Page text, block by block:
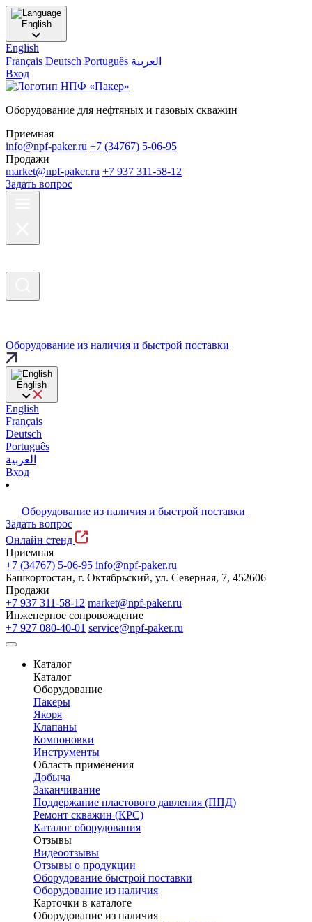
English
English
Français Deutsch Português العربية
Вход
Оборудование для нефтяных и газовых скважин
Приемная
info@npf-paker.ru +7 (34767) 5-06-95
Продажи
market@npf-paker.ru +7 937 311-58-12
Задать вопрос
Оборудование из наличия и быстрой поставки
English
English
Français
Deutsch
Português
العربية
Вход
Оборудование из наличия и быстрой поставки
Задать вопрос
Онлайн стенд
Приемная
+7 (34767) 5-06-95 info@npf-paker.ru
Башкортостан, г. Октябрьский, ул. Северная, 7, 452606
Продажи
+7 937 311-58-12 market@npf-paker.ru
Инженерное сопровождение
+7 927 080-40-01 service@npf-paker.ru
Каталог
Каталог
Оборудование
Пакеры
Якоря
Клапаны
Компоновки
Инструменты
Область применения
Добыча
Заканчивание
Поддержание пластового давления (ППД)
Ремонт скважин (КРС)
Каталог оборудования
Отзывы
Видеоотзывы
Отзывы о продукции
Оборудование быстрой поставки
Оборудование из наличия
Карточки в каталоге
Оборудование из наличия